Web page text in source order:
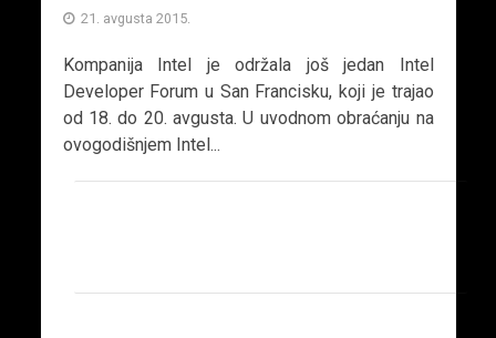
21. avgusta 2015.
Kompanija Intel je održala još jedan Intel
Developer Forum u San Francisku, koji je trajao
od 18. do 20. avgusta. U uvodnom obraćanju na
ovogodišnjem Intel...